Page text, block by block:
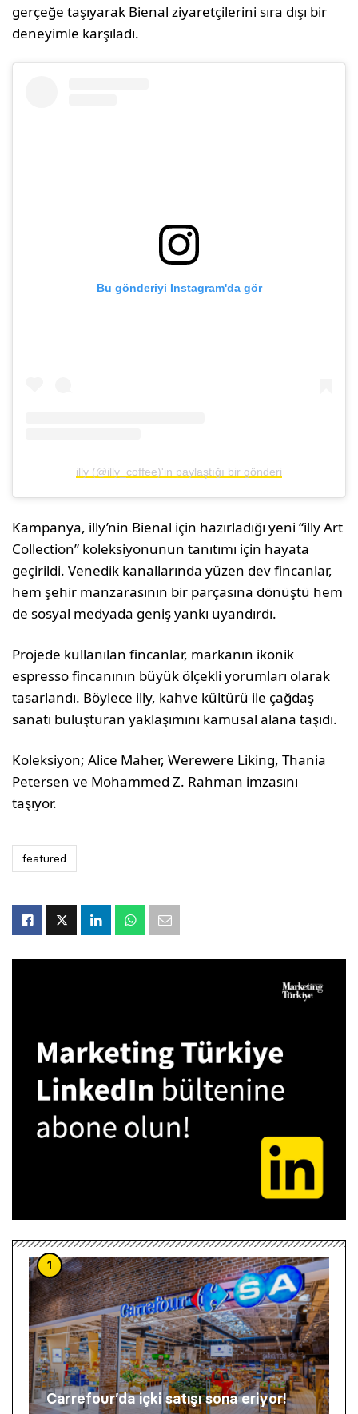
gerçeğe taşıyarak Bienal ziyaretçilerini sıra dışı bir
deneyimle karşıladı.
Bu gönderiyi Instagram'da gör
illy (@illy_coffee)'in paylaştığı bir gönderi
Kampanya, illy’nin Bienal için hazırladığı yeni “illy Art
Collection” koleksiyonunun tanıtımı için hayata
geçirildi. Venedik kanallarında yüzen dev fincanlar,
hem şehir manzarasının bir parçasına dönüştü hem
de sosyal medyada geniş yankı uyandırdı.
Projede kullanılan fincanlar, markanın ikonik
espresso fincanının büyük ölçekli yorumları olarak
tasarlandı. Böylece illy, kahve kültürü ile çağdaş
sanatı buluşturan yaklaşımını kamusal alana taşıdı.
Koleksiyon; Alice Maher, Werewere Liking, Thania
Petersen ve Mohammed Z. Rahman imzasını
taşıyor.
featured
1
Carrefour’da içki satışı sona eriyor!